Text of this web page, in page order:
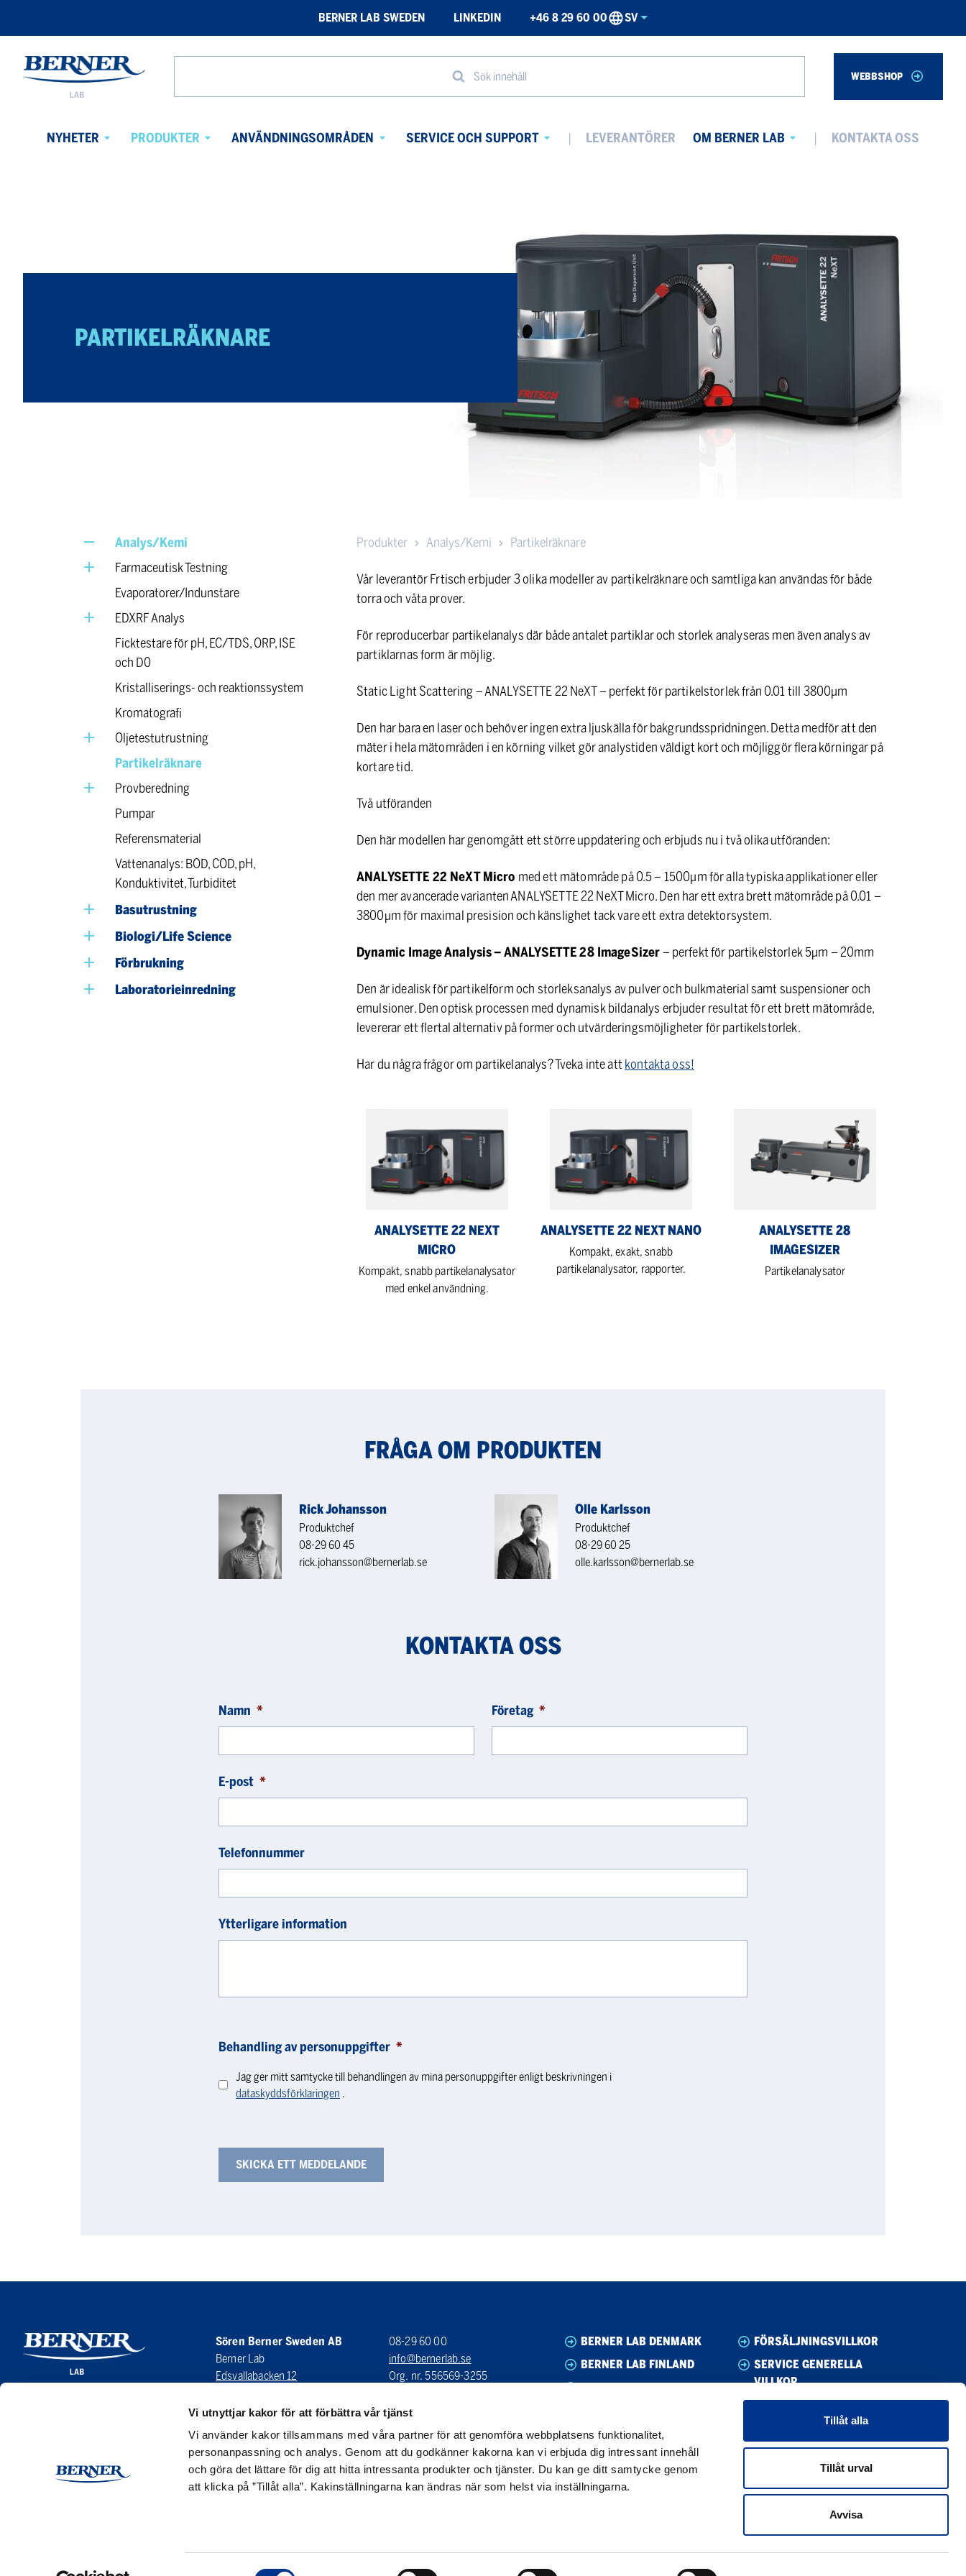
Vi utnyttjar kakor för att förbättra vår tjänst
Vi använder kakor tillsammans med våra partner för att genomföra webbplatsens funktionalitet,
personanpassning och analys. Genom att du godkänner kakorna kan vi erbjuda dig intressant innehåll
och göra det lättare för dig att hitta intressanta produkter och tjänster. Du kan ge ditt samtycke genom
att klicka på ”Tillåt alla”. Kakinställningarna kan ändras när som helst via inställningarna.
Samtyckesval
Tillåt alla
Tillåt urval
Avvisa
BERNER LAB SWEDEN LINKEDIN +46 8 29 60 00 SV
Berner
Lab
from
Sök innehåll WEBBSHOP
NYHETER
PRODUKTER
ANVÄNDNINGSOMRÅDEN
SERVICE OCH SUPPORT
LEVERANTÖRER
OM BERNER LAB
KONTAKTA OSS
PARTIKELRÄKNARE
Analys/Kemi
Farmaceutisk Testning
Evaporatorer/Indunstare
EDXRF Analys
Ficktestare för pH, EC/TDS, ORP, ISE
och D0
Kristalliserings- och reaktionssystem
Kromatografi
Oljetestutrustning
Partikelräknare
Provberedning
Pumpar
Referensmaterial
Vattenanalys: BOD, COD, pH,
Konduktivitet, Turbiditet
Basutrustning
Biologi/Life Science
Förbrukning
Laboratorieinredning
Produkter Analys/Kemi Partikelräknare
Vår leverantör Frtisch erbjuder 3 olika modeller av partikelräknare och samtliga kan användas för både
torra och våta prover.
För reproducerbar partikelanalys där både antalet partiklar och storlek analyseras men även analys av
partiklarnas form är möjlig.
Static Light Scattering – ANALYSETTE 22 NeXT – perfekt för partikelstorlek från 0.01 till 3800µm
Den har bara en laser och behöver ingen extra ljuskälla för bakgrundsspridningen. Detta medför att den
mäter i hela mätområden i en körning vilket gör analystiden väldigt kort och möjliggör flera körningar på
kortare tid.
Två utföranden
Den här modellen har genomgått ett större uppdatering och erbjuds nu i två olika utföranden:
ANALYSETTE 22 NeXT Micro med ett mätområde på 0.5 – 1500µm för alla typiska applikationer eller
den mer avancerade varianten ANALYSETTE 22 NeXT Micro. Den har ett extra brett mätområde på 0.01 –
3800µm för maximal presision och känslighet tack vare ett extra detektorsystem.
Dynamic Image Analysis– ANALYSETTE 28 ImageSizer – perfekt för partikelstorlek 5µm – 20mm
Den är idealisk för partikelform och storleksanalys av pulver och bulkmaterial samt suspensioner och
emulsioner. Den optisk processen med dynamisk bildanalys erbjuder resultat för ett brett mätområde,
levererar ett flertal alternativ på former och utvärderingsmöjligheter för partikelstorlek.
Har du några frågor om partikelanalys? Tveka inte att kontakta oss!
Micro
ANALYSETTE 22 NEXT
MICRO
Kompakt, snabb partikelanalysator
med enkel användning.
Nano
ANALYSETTE 22 NEXT NANO
Kompakt, exakt, snabb
partikelanalysator, rapporter.
Imagesizer
ANALYSETTE 28
IMAGESIZER
Partikelanalysator
FRÅGA OM PRODUKTEN
Rick Johansson
Produktchef
08-29 60 45
rick.johansson@bernerlab.se
Olle Karlsson
Produktchef
08-29 60 25
olle.karlsson@bernerlab.se
KONTAKTA OSS
Namn * Företag *
E-post *
Telefonnummer
Ytterligare information
Behandling av personuppgifter *
Jag ger mitt samtycke till behandlingen av mina personuppgifter enligt beskrivningen i
dataskyddsförklaringen .
Sören Berner Sweden AB
Berner Lab
Edsvallabacken 12
SWEDEN
08-29 60 00
info@bernerlab.se
Org. nr. 556569-3255
BERNER LAB DENMARK
BERNER LAB FINLAND
BERNER LAB NORWAY
FÖRSÄLJNINGSVILLKOR
SERVICE GENERELLA
VILLKOR
WHISTLEBLOWING
UPPFÖRANDEKOD
CODE OF CONDUCT SUPPLIER
PRIVACY POLICY
COOKIE POLICY